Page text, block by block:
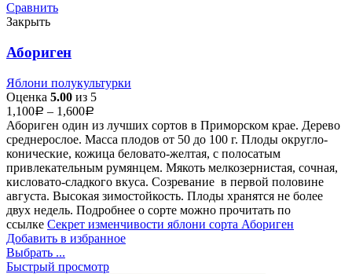
Сравнить
Закрыть
Абориген
Яблони полукультурки
Оценка 5.00 из 5
1,100Р – 1,600Р
Абориген один из лучших сортов в Приморском крае. Дерево
среднерослое. Масса плодов от 50 до 100 г. Плоды округло-
конические, кожица беловато-желтая, с полосатым
привлекательным румянцем. Мякоть мелкозернистая, сочная,
кисловато-сладкого вкуса. Созревание в первой половине
августа. Высокая зимостойкость. Плоды хранятся не более
двух недель. Подробнее о сорте можно прочитать по
ссылке Секрет изменчивости яблони сорта Абориген
Добавить в избранное
Выбрать ...
Быстрый просмотр